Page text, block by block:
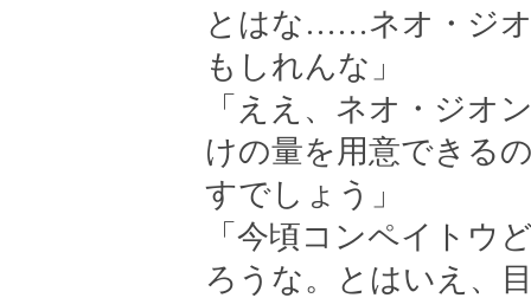
とはな……ネオ・ジ
もしれんな」
「ええ、ネオ・ジオ
けの量を用意できる
すでしょう」
「今頃コンペイトウ
ろうな。とはいえ、